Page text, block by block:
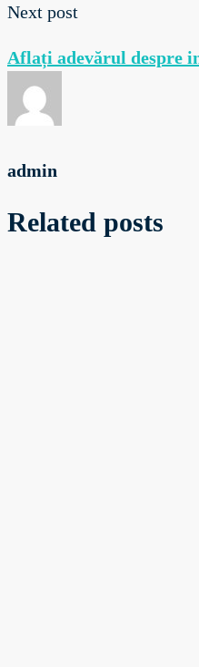
Next post
Aflați adevărul despre
admin
Related posts